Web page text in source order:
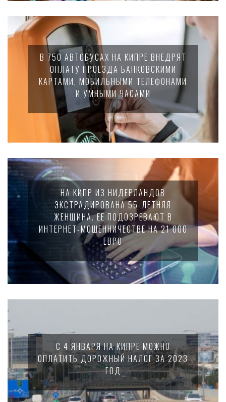
В 750 АВТОБУСАХ НА КИПРЕ ВНЕДРЯТ
ОПЛАТУ ПРОЕЗДА БАНКОВСКИМИ
КАРТАМИ, МОБИЛЬНЫМИ ТЕЛЕФОНАМИ
И УМНЫМИ ЧАСАМИ
НА КИПР ИЗ НИДЕРЛАНДОВ
ЭКСТРАДИРОВАНА 55-ЛЕТНЯЯ
ЖЕНЩИНА. ЕЕ ПОДОЗРЕВАЮТ В
ИНТЕРНЕТ-МОШЕННИЧЕСТВЕ НА 21 000
ЕВРО
С 4 ЯНВАРЯ НА КИПРЕ МОЖНО
ОПЛАТИТЬ ДОРОЖНЫЙ НАЛОГ ЗА 2023
ГОД